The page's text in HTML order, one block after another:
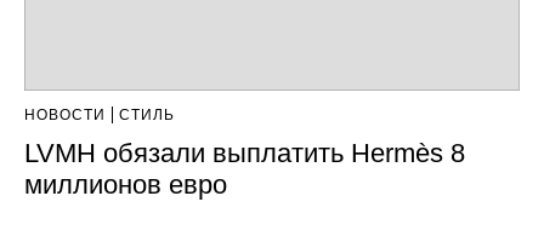
НОВОСТИ СТИЛЬ
LVMH обязали выплатить Hermès 8
миллионов евро